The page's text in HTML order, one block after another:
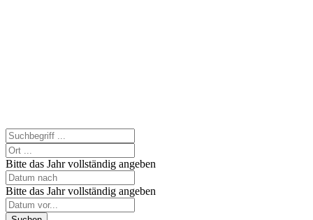
Bitte das Jahr vollständig angeben
Bitte das Jahr vollständig angeben